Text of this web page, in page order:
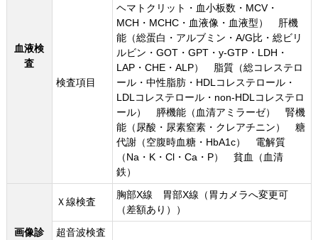
血液検
査
検査項目
ヘマトクリット・血小板数・MCV・
MCH・MCHC・血液像・血液型） 肝機
能（総蛋白・アルブミン・A/G比・総ビリ
ルビン・GOT・GPT・y-GTP・LDH・
LAP・CHE・ALP） 脂質（総コレステロ
ール・中性脂肪・HDLコレステロール・
LDLコレステロール・non-HDLコレステロ
ール） 膵機能（血清アミラーゼ） 腎機
能（尿酸・尿素窒素・クレアチニン） 糖
代謝（空腹時血糖・HbA1c） 電解質
（Na・K・Cl・Ca・P） 貧血（血清
鉄）
画像診
Ｘ線検査
胸部X線 胃部X線（胃カメラへ変更可
（差額あり））
超音波検査